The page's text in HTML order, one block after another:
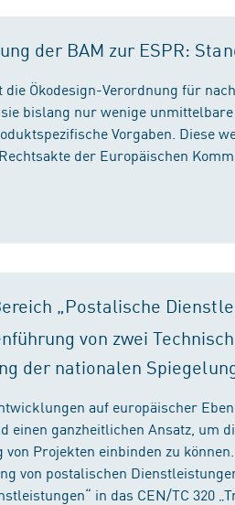
der BAM zur ESPR:
Ökodesign-Verordnung für
bislang nur wenige
Vorgaben. Diese
der Europäischen
„Postalische
von zwei
der nationalen
auf europäischer
einen ganzheitlichen Ansatz,
Projekten einbinden zu
von postalischen
in das CEN/TC 320